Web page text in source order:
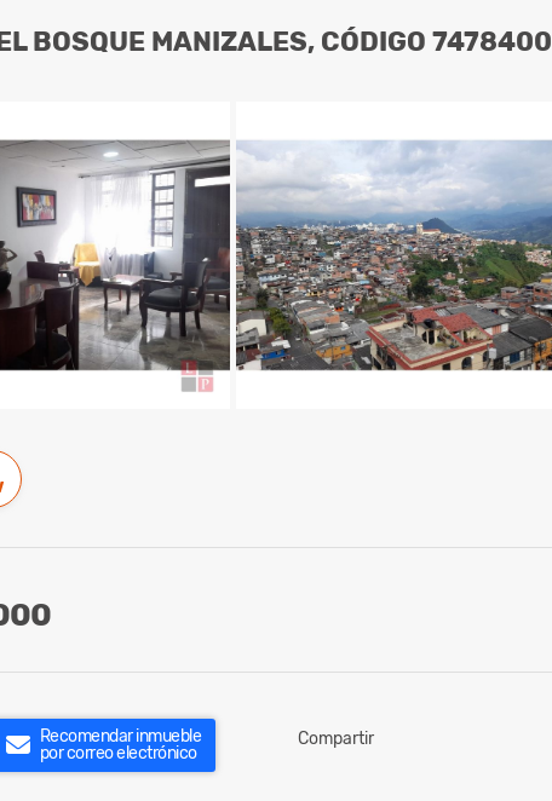
BOSQUE MANIZALES, CÓDIGO 7478400
Recomendar inmueble
por correo electrónico
Compartir